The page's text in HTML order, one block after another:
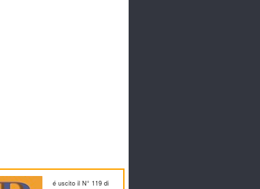
é uscito il N° 119 di